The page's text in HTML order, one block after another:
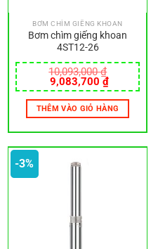
BƠM CHÌM GIẾNG KHOAN
Bơm chìm giếng khoan
4ST12-26
10,093,000₫
Giá
gốc
là:
10,093,000 ₫.
9,083,700 ₫Giá
hiện
tại
là:
THÊM VÀO GIỎ HÀNG
-3%